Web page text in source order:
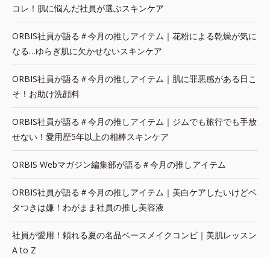
コレ！肌に悩んだ社員が選ぶスキンケア
ORBIS社員が語る＃今月の推しアイテム｜花粉による乾燥が気に
なる…ゆらぎ肌に欠かせないスキンケア
ORBIS社員が語る＃今月の推しアイテム｜肌に罪悪感がある日こ
そ！お助け洗顔料
ORBIS社員が語る＃今月の推しアイテム｜ジムでも旅行でも手放
せない！愛用歴5年以上の相棒スキンケア
ORBIS Webマガジン編集部が語る＃今月の推しアイテム
ORBIS社員が語る＃今月の推しアイテム｜美白ケアしたいけどベ
タつきは嫌！わがまま社員の推し美容液
社員が愛用！頼れる夏の名品ベースメイクコンビ｜美肌レッスン
A to Z